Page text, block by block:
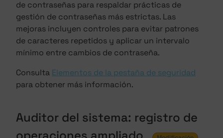
de contraseñas para respaldar prácticas de
gestión de contraseñas más estrictas. Las
mejoras incluyen controles para evitar patrones
de caracteres repetidos y aplicar un intervalo
mínimo entre cambios de contraseña.
Consulta Elementos de la pestaña de seguridad
para obtener más información.
Auditor del sistema: registro de